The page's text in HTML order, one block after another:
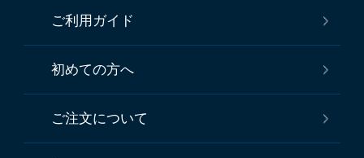
ご利用ガイド
初めての方へ
ご注文について